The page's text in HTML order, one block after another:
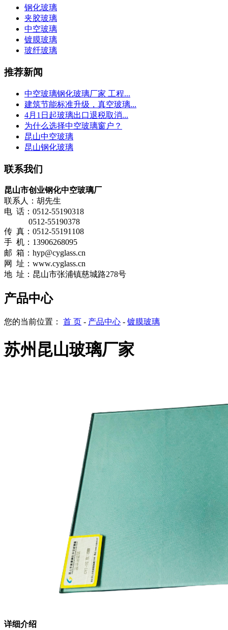
钢化玻璃
夹胶玻璃
中空玻璃
镀膜玻璃
玻纤玻璃
推荐新闻
中空玻璃钢化玻璃厂家 工程...
建筑节能标准升级，真空玻璃...
4月1日起玻璃出口退税取消...
为什么选择中空玻璃窗户？
昆山中空玻璃
昆山钢化玻璃
联系我们
昆山市创业钢化中空玻璃厂
联系人：胡先生
电 话：0512-55190318
0512-55190378
传 真：0512-55191108
手 机：13906268095
邮 箱：hyp@cyglass.cn
网
址： www.cyglass.cn
地 址：昆山市张浦镇慈城路278号
产品中心
您的当前位置： 首 页 - 产品中心 - 镀膜玻璃
苏州昆山玻璃厂家
详细介绍